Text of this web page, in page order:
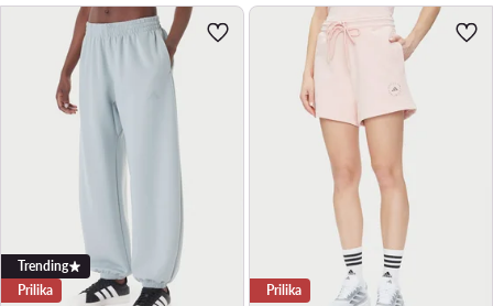
Trending
Prilika
Prilika